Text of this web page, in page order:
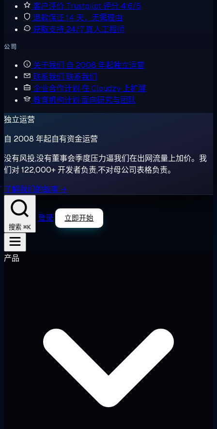
客户评价 Trustpilot 评分 4.6/5
退款保证 14 天，无需理由
获取支持 24/7 真人工程师
公司
关于我们 自 2008 年起独立运营
联系我们 联系我们
企业合作计划 在 Cloudzy 上扩展
教育机构计划 面向研究与团队
独立运营
自 2008 年起自有资金运营
没有风投,没有董事会季度压力逼我们在出网流量上加价。我
们对 122,000+ 开发者负责,不对母公司表格负责。
了解我们的故事 →
搜索 ⌘K
登录 立即开始
产品